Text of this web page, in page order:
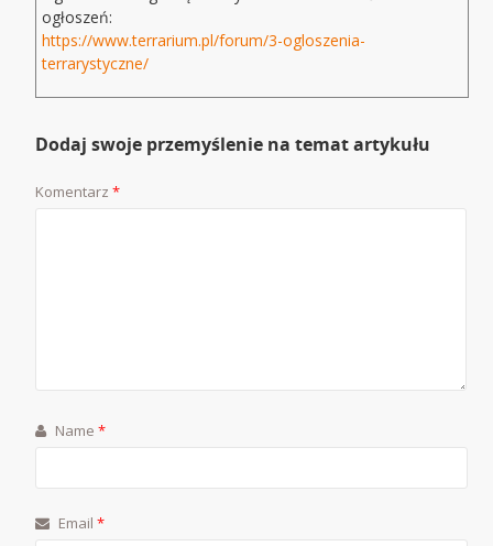
ogłoszeń:
https://www.terrarium.pl/forum/3-ogloszenia-
terrarystyczne/
Dodaj swoje przemyślenie na temat artykułu
Komentarz*
Name*
Email*